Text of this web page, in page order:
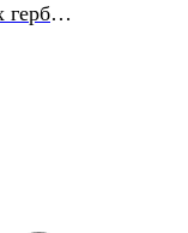
гербер